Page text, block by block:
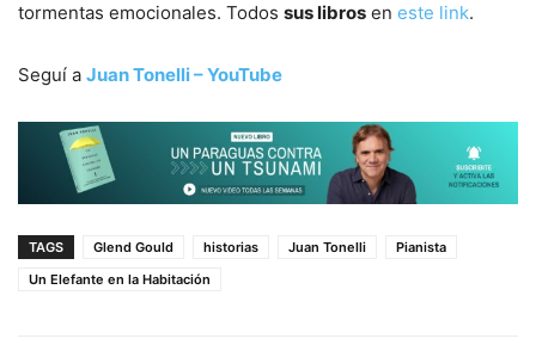
tormentas emocionales. Todos sus libros en este link.
Seguí a Juan Tonelli – YouTube
TAGS Glend Gould historias Juan Tonelli
Pianista
Un Elefante en la Habitación